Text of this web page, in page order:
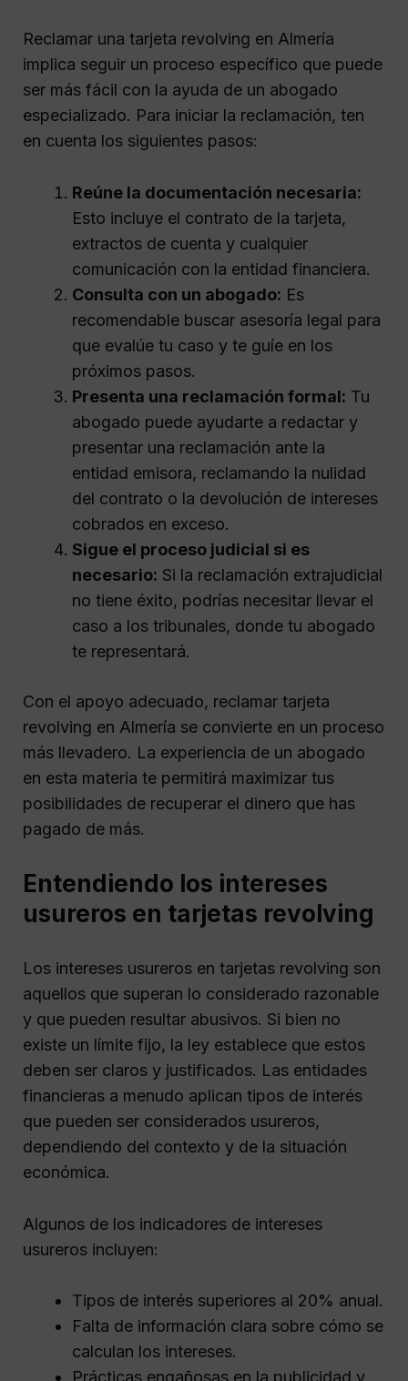
Reclamar una tarjeta revolving en Almería
implica seguir un proceso específico que puede
ser más fácil con la ayuda de un abogado
especializado. Para iniciar la reclamación, ten
en cuenta los siguientes pasos:
Reúne la documentación necesaria:
Esto incluye el contrato de la tarjeta,
extractos de cuenta y cualquier
comunicación con la entidad financiera.
Consulta con un abogado: Es
recomendable buscar asesoría legal para
que evalúe tu caso y te guíe en los
próximos pasos.
Presenta una reclamación formal: Tu
abogado puede ayudarte a redactar y
presentar una reclamación ante la
entidad emisora, reclamando la nulidad
del contrato o la devolución de intereses
cobrados en exceso.
Sigue el proceso judicial si es
necesario: Si la reclamación extrajudicial
no tiene éxito, podrías necesitar llevar el
caso a los tribunales, donde tu abogado
te representará.
Con el apoyo adecuado, reclamar tarjeta
revolving en Almería se convierte en un proceso
más llevadero. La experiencia de un abogado
en esta materia te permitirá maximizar tus
posibilidades de recuperar el dinero que has
pagado de más.
Entendiendo los intereses
usureros en tarjetas revolving
Los intereses usureros en tarjetas revolving son
aquellos que superan lo considerado razonable
y que pueden resultar abusivos. Si bien no
existe un límite fijo, la ley establece que estos
deben ser claros y justificados. Las entidades
financieras a menudo aplican tipos de interés
que pueden ser considerados usureros,
dependiendo del contexto y de la situación
económica.
Algunos de los indicadores de intereses
usureros incluyen:
Tipos de interés superiores al 20% anual.
Falta de información clara sobre cómo se
calculan los intereses.